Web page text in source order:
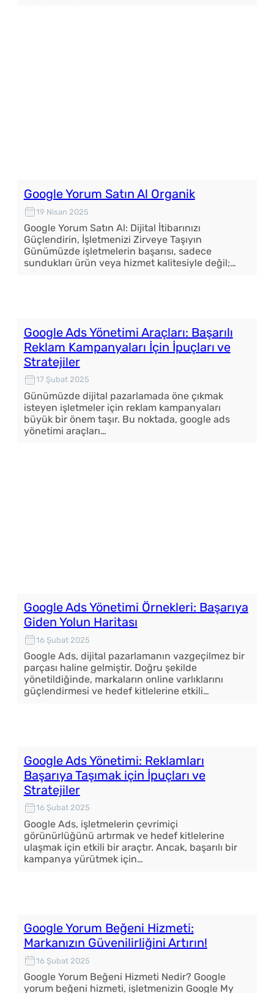
Google Yorum Satın Al Organik
19 Nisan 2025
Google Yorum Satın Al: Dijital İtibarınızı
Güçlendirin, İşletmenizi Zirveye Taşıyın
Günümüzde işletmelerin başarısı, sadece
sundukları ürün veya hizmet kalitesiyle değil;…
Google Ads Yönetimi Araçları: Başarılı
Reklam Kampanyaları İçin İpuçları ve
Stratejiler
17 Şubat 2025
Günümüzde dijital pazarlamada öne çıkmak
isteyen işletmeler için reklam kampanyaları
büyük bir önem taşır. Bu noktada, google ads
yönetimi araçları…
Google Ads Yönetimi Örnekleri: Başarıya
Giden Yolun Haritası
16 Şubat 2025
Google Ads, dijital pazarlamanın vazgeçilmez bir
parçası haline gelmiştir. Doğru şekilde
yönetildiğinde, markaların online varlıklarını
güçlendirmesi ve hedef kitlelerine etkili…
Google Ads Yönetimi: Reklamları
Başarıya Taşımak için İpuçları ve
Stratejiler
16 Şubat 2025
Google Ads, işletmelerin çevrimiçi
görünürlüğünü artırmak ve hedef kitlelerine
ulaşmak için etkili bir araçtır. Ancak, başarılı bir
kampanya yürütmek için…
Google Yorum Beğeni Hizmeti:
Markanızın Güvenilirliğini Artırın!
16 Şubat 2025
Google Yorum Beğeni Hizmeti Nedir? Google
yorum beğeni hizmeti, işletmenizin Google My